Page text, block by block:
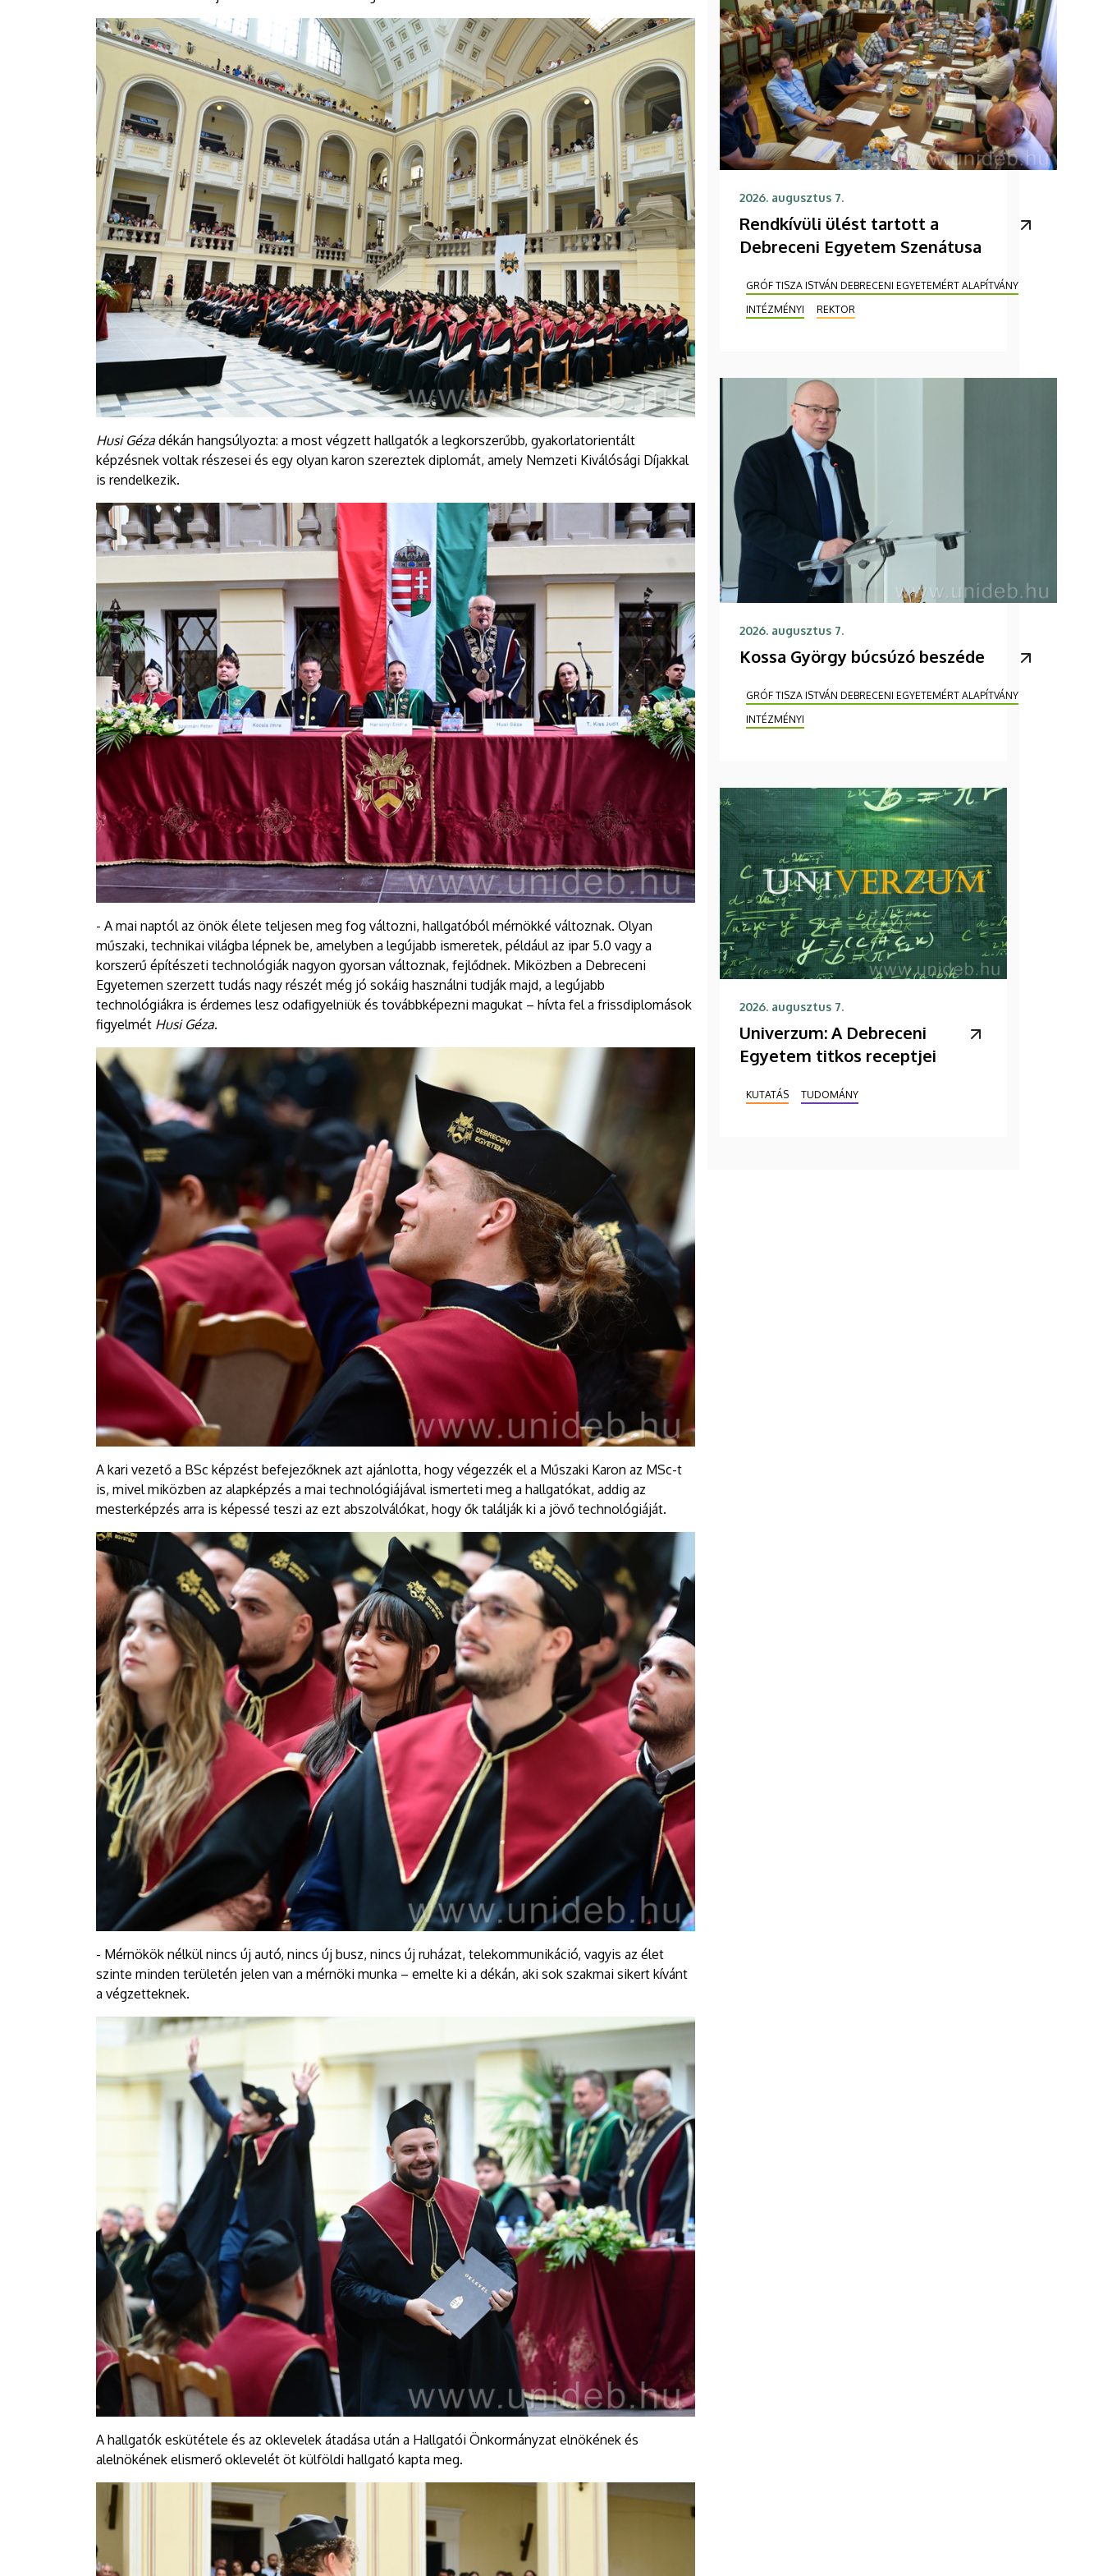
Husi Géza dékán hangsúlyozta: a most végzett hallgatók a legkorszerűbb, gyakorlatorientált
képzésnek voltak részesei és egy olyan karon szereztek diplomát, amely Nemzeti Kiválósági Díjakkal
is rendelkezik.
- A mai naptól az önök élete teljesen meg fog változni, hallgatóból mérnökké változnak. Olyan
műszaki, technikai világba lépnek be, amelyben a legújabb ismeretek, például az ipar 5.0 vagy a
korszerű építészeti technológiák nagyon gyorsan változnak, fejlődnek. Miközben a Debreceni
Egyetemen szerzett tudás nagy részét még jó sokáig használni tudják majd, a legújabb
technológiákra is érdemes lesz odafigyelniük és továbbképezni magukat – hívta fel a frissdiplomások
figyelmét Husi Géza.
A kari vezető a BSc képzést befejezőknek azt ajánlotta, hogy végezzék el a Műszaki Karon az MSc-t
is, mivel miközben az alapképzés a mai technológiájával ismerteti meg a hallgatókat, addig az
mesterképzés arra is képessé teszi az ezt abszolválókat, hogy ők találják ki a jövő technológiáját.
- Mérnökök nélkül nincs új autó, nincs új busz, nincs új ruházat, telekommunikáció, vagyis az élet
szinte minden területén jelen van a mérnöki munka – emelte ki a dékán, aki sok szakmai sikert kívánt
a végzetteknek.
A hallgatók eskütétele és az oklevelek átadása után a Hallgatói Önkormányzat elnökének és
alelnökének elismerő oklevelét öt külföldi hallgató kapta meg.
2026. augusztus 7.
Rendkívüli ülést tartott a
Debreceni Egyetem Szenátusa
GRÓF TISZA ISTVÁN DEBRECENI EGYETEMÉRT ALAPÍTVÁNY
INTÉZMÉNYI
REKTOR
2026. augusztus 7.
Kossa György búcsúzó beszéde
GRÓF TISZA ISTVÁN DEBRECENI EGYETEMÉRT ALAPÍTVÁNY
INTÉZMÉNYI
2026. augusztus 7.
Univerzum: A Debreceni
Egyetem titkos receptjei
KUTATÁS TUDOMÁNY